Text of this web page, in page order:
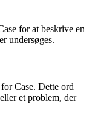
for at beskrive en
undersøges.
Case. Dette ord
et problem, der